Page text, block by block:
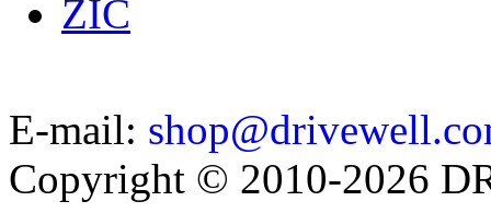
ZIC
E-mail:
Copyright © 2010-2026